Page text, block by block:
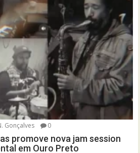
Gonçalves 0
promove nova jam session
em Ouro Preto